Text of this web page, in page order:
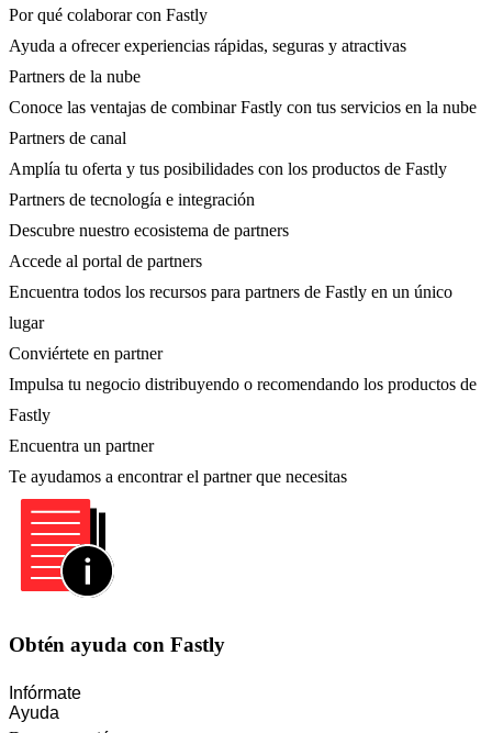
Por qué colaborar con Fastly
Ayuda a ofrecer experiencias rápidas, seguras y atractivas
Partners de la nube
Conoce las ventajas de combinar Fastly con tus servicios en la nube
Partners de canal
Amplía tu oferta y tus posibilidades con los productos de Fastly
Partners de tecnología e integración
Descubre nuestro ecosistema de partners
Accede al portal de partners
Encuentra todos los recursos para partners de Fastly en un único
lugar
Conviértete en partner
Impulsa tu negocio distribuyendo o recomendando los productos de
Fastly
Encuentra un partner
Te ayudamos a encontrar el partner que necesitas
Obtén ayuda con Fastly
Infórmate
Ayuda